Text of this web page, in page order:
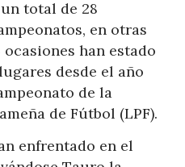
total de 28
en otras
han estado
desde el año
de la
de Fútbol (LPF).
enfrentado en el